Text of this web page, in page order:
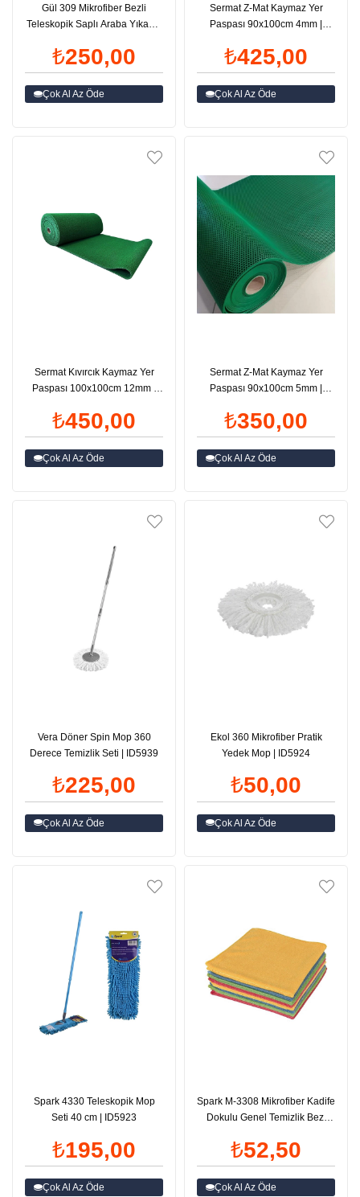
Gül 309 Mikrofiber Bezli
Teleskopik Saplı Araba Yıkama
₺250,00
Çok Al Az Öde
Sermat Z-Mat Kaymaz Yer
Paspası 90x100cm 4mm |
₺425,00
Çok Al Az Öde
Sermat Kıvırcık Kaymaz Yer
Paspası 100x100cm 12mm |
₺450,00
Çok Al Az Öde
Sermat Z-Mat Kaymaz Yer
Paspası 90x100cm 5mm |
₺350,00
Çok Al Az Öde
Vera Döner Spin Mop 360
Derece Temizlik Seti | ID5939
₺225,00
Çok Al Az Öde
Ekol 360 Mikrofiber Pratik
Yedek Mop | ID5924
₺50,00
Çok Al Az Öde
Spark 4330 Teleskopik Mop
Seti 40 cm | ID5923
₺195,00
Çok Al Az Öde
Spark M-3308 Mikrofiber Kadife
Dokulu Genel Temizlik Bezi
₺52,50
Çok Al Az Öde